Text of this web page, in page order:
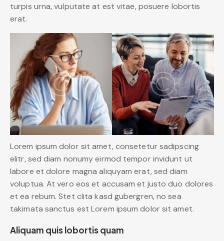
turpis urna, vulputate at est vitae, posuere lobortis
erat.
Lorem ipsum dolor sit amet, consetetur sadipscing
elitr, sed diam nonumy eirmod tempor invidunt ut
labore et dolore magna aliquyam erat, sed diam
voluptua. At vero eos et accusam et justo duo dolores
et ea rebum. Stet clita kasd gubergren, no sea
takimata sanctus est Lorem ipsum dolor sit amet.
Aliquam quis lobortis quam